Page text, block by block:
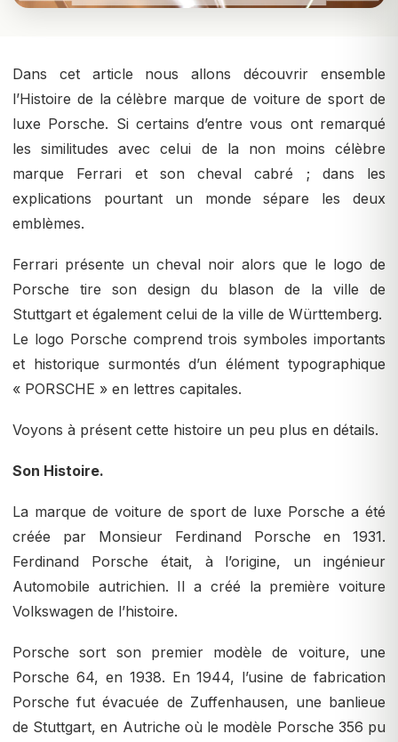
Dans cet article nous allons découvrir ensemble
l’Histoire de la célèbre marque de voiture de sport de
luxe Porsche. Si certains d’entre vous ont remarqué
les similitudes avec celui de la non moins célèbre
marque Ferrari et son cheval cabré ; dans les
explications pourtant un monde sépare les deux
emblèmes.
Ferrari présente un cheval noir alors que le logo de
Porsche tire son design du blason de la ville de
Stuttgart et également celui de la ville de Württemberg.
Le logo Porsche comprend trois symboles importants
et historique surmontés d’un élément typographique
« PORSCHE » en lettres capitales.
Voyons à présent cette histoire un peu plus en détails.
Son Histoire.
La marque de voiture de sport de luxe Porsche a été
créée par Monsieur Ferdinand Porsche en 1931.
Ferdinand Porsche était, à l’origine, un ingénieur
Automobile autrichien. Il a créé la première voiture
Volkswagen de l’histoire.
Porsche sort son premier modèle de voiture, une
Porsche 64, en 1938. En 1944, l’usine de fabrication
Porsche fut évacuée de Zuffenhausen, une banlieue
de Stuttgart, en Autriche où le modèle Porsche 356 pu